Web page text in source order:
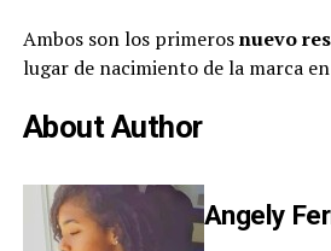
Ambos son los primerosnuevo
lugar de nacimiento de la marca en
About Author
Angely